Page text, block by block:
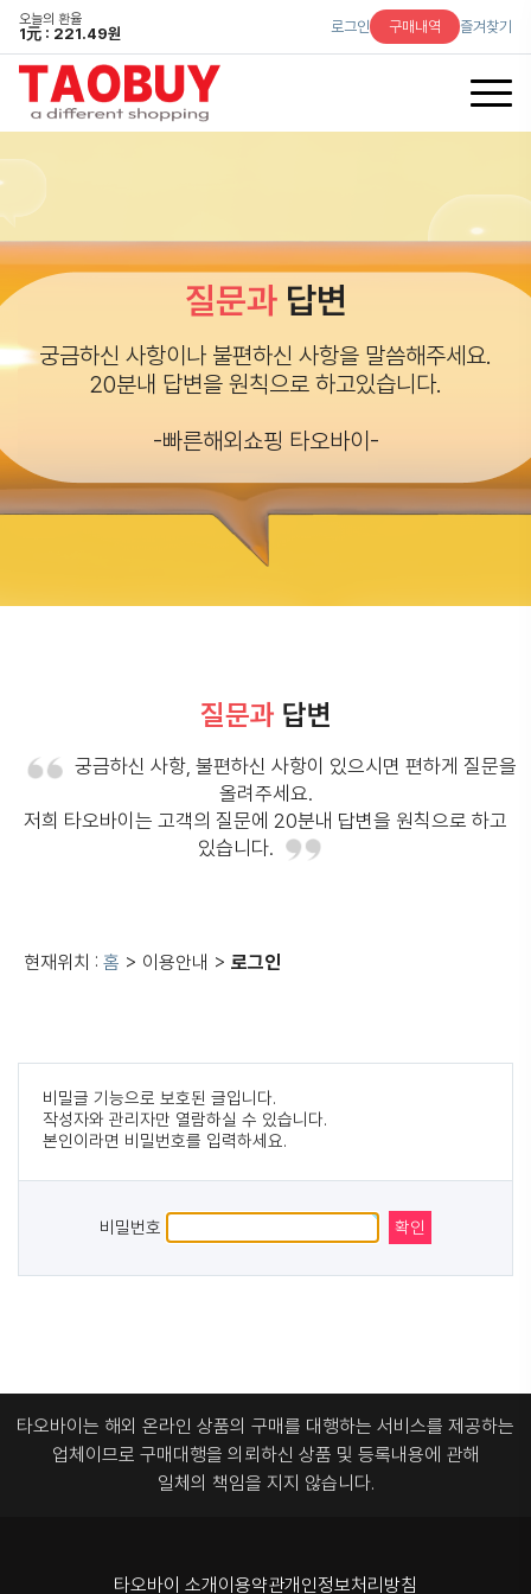
오늘의 환율
1元 : 221.49원 로그인 구매내역 즐겨찾기
질문과 답변
궁금하신 사항이나 불편하신 사항을 말씀해주세요.
20분내 답변을 원칙으로 하고있습니다.
-빠른해외쇼핑 타오바이-
질문과 답변
궁금하신 사항, 불편하신 사항이 있으시면 편하게 질문을
올려주세요.
저희 타오바이는 고객의 질문에 20분내 답변을 원칙으로 하고
있습니다.
현재위치 :홈 > 이용안내 >로그인
비밀글 기능으로 보호된 글입니다.
작성자와 관리자만 열람하실 수 있습니다.
본인이라면 비밀번호를 입력하세요.
비밀번호
타오바이는 해외 온라인 상품의 구매를 대행하는 서비스를 제공하는
업체이므로 구매대행을 의뢰하신 상품 및 등록내용에 관해
일체의 책임을 지지 않습니다.
타오바이 소개이용약관개인정보처리방침